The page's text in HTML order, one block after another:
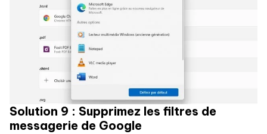
Solution 9 : Supprimez les filtres de
messagerie de Google